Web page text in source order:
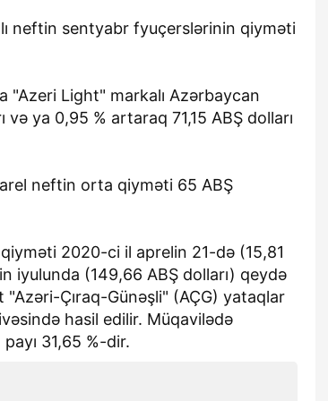
neftin sentyabr fyuçerslərinin qiyməti
"Azeri Light" markalı Azərbaycan
ya 0,95 % artaraq 71,15 ABŞ dolları
neftin orta qiyməti 65 ABŞ
2020-ci il aprelin 21-də (15,81
iyulunda (149,66 ABŞ dolları) qeydə
Çıraq-Günəşli" (AÇG) yataqlar
hasil edilir. Müqavilədə
31,65 %-dir.
–
yaralarının
Şəhərsalma və
Arxitektura Komitəsi -
SENSASİON
İDDİALAR
Dünən, 18:16
Hacıqabulda yol qəzasında
bir nəfər ölüb, 1 nəfər
xəsarət alıb